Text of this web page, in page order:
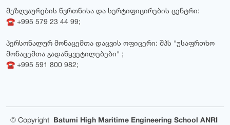
მეზღვაურების წვრთნისა და სერტიფიცირების ცენტრი:
☎ +995 579 23 44 99;
პერსონალურ მონაცემთა დაცვის ოფიცერი: შპს "უსაფრთხო
მონაცემთა გადაწყვეტილებები" ;
☎ +995 591 800 982;
© Copyright Batumi High Maritime Engineering School ANRI